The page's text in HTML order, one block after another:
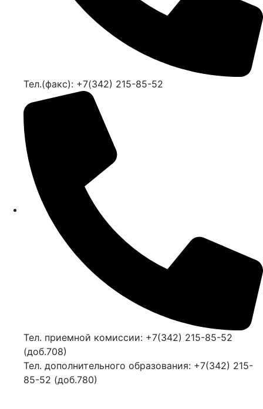
Тел.(факс): +7(342) 215-85-52
Тел. приемной комиссии: +7(342) 215-85-52
(доб.708)
Тел. дополнительного образования: +7(342) 215-
85-52 (доб.780)